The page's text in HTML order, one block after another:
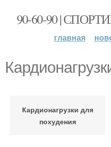
90-60-90 |
главная
Кардионагрузки для
похудения